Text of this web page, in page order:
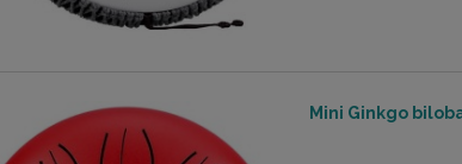
Mini Ginkgo